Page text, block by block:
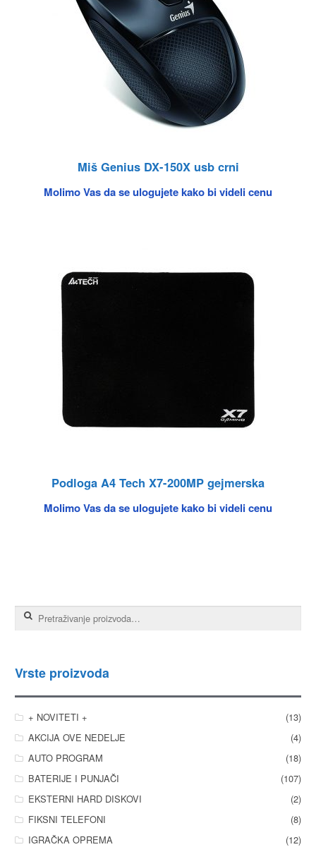
Miš Genius DX-150X usb crni
Molimo Vas da se ulogujete kako bi videli cenu
Podloga A4 Tech X7-200MP gejmerska
Molimo Vas da se ulogujete kako bi videli cenu
Pretraga za:
Vrste proizvoda
+ NOVITETI +
(13)
AKCIJA OVE NEDELJE
(4)
AUTO PROGRAM
(18)
BATERIJE I PUNJAČI
(107)
EKSTERNI HARD DISKOVI
(2)
FIKSNI TELEFONI
(8)
IGRAČKA OPREMA
(12)